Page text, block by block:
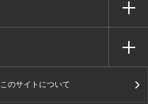
このサイトについて